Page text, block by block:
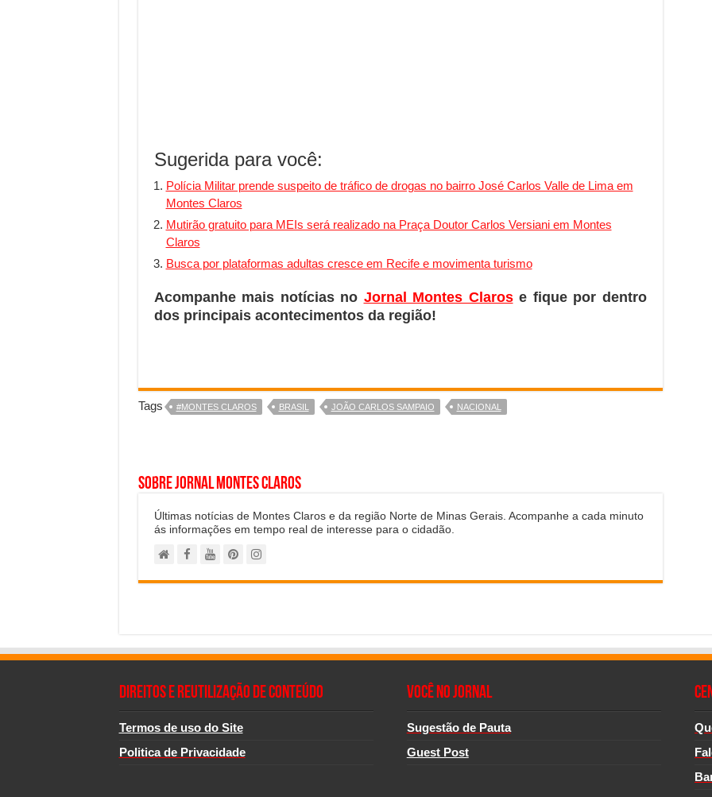
Sugerida para você:
Polícia Militar prende suspeito de tráfico de drogas no bairro José Carlos Valle de Lima em
Montes Claros
Mutirão gratuito para MEIs será realizado na Praça Doutor Carlos Versiani em Montes
Claros
Busca por plataformas adultas cresce em Recife e movimenta turismo
Acompanhe mais notícias no Jornal Montes Clarose fique por dentro
dos principais acontecimentos da região!
Tags #MONTES CLAROS BRASIL JOÃO CARLOS SAMPAIO NACIONAL
Sobre Jornal Montes Claros
Últimas notícias de Montes Claros e da região Norte de Minas Gerais. Acompanhe a cada minuto
ás informações em tempo real de interesse para o cidadão.
Direitos e Reutilização de Conteúdo
Termos de uso do Site
Politica de Privacidade
Você no Jornal
Sugestão de Pauta
Guest Post